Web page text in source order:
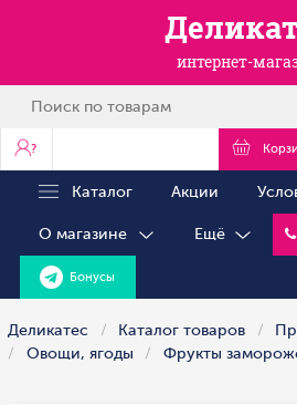
интернет-
?
Каталог Акции
О магазине Ещё
Бонусы
Деликатес Каталог товаров
Овощи, ягоды
Фрукты